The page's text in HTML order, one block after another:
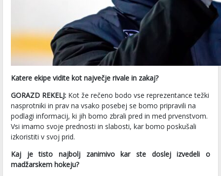
Katere ekipe vidite kot največje rivale in zakaj?
GORAZD REKELJ: Kot že rečeno bodo vse reprezentance težki
nasprotniki in prav na vsako posebej se bomo pripravili na
podlagi informacij, ki jih bomo zbrali pred in med prvenstvom.
Vsi imamo svoje prednosti in slabosti, kar bomo poskušali
izkoristiti v svoj prid.
Kaj je tisto najbolj zanimivo kar ste doslej izvedeli o
madžarskem hokeju?